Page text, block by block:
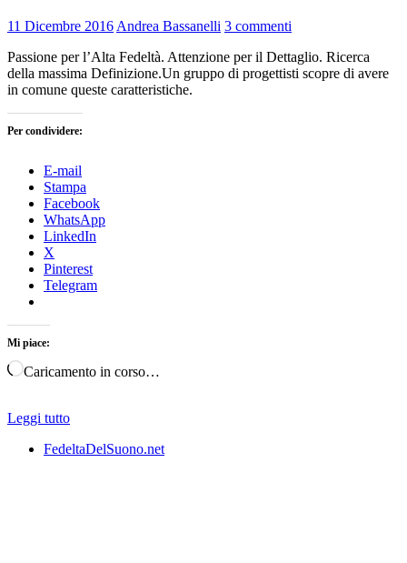
11 Dicembre 2016 Andrea Bassanelli 3 commenti
Passione per l’Alta Fedeltà. Attenzione per il Dettaglio. Ricerca
della massima Definizione.Un gruppo di progettisti scopre di avere
in comune queste caratteristiche.
Per condividere:
E-mail
Stampa
Facebook
WhatsApp
LinkedIn
X
Pinterest
Telegram
Mi piace:
Caricamento in corso…
Leggi tutto
FedeltaDelSuono.net